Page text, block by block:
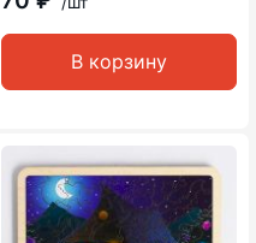
В корзину